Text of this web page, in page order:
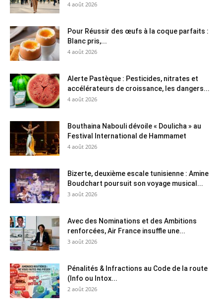
4 août 2026
Pour Réussir des œufs à la coque parfaits :
Blanc pris,...
4 août 2026
Alerte Pastèque : Pesticides, nitrates et
accélérateurs de croissance, les dangers...
4 août 2026
Bouthaina Nabouli dévoile « Doulicha » au
Festival International de Hammamet
4 août 2026
Bizerte, deuxième escale tunisienne : Amine
Boudchart poursuit son voyage musical...
3 août 2026
Avec des Nominations et des Ambitions
renforcées, Air France insuffle une...
3 août 2026
Pénalités & Infractions au Code de la route
(Info ou Intox...
2 août 2026